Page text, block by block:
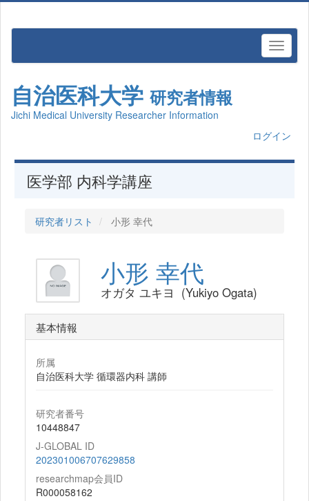
自治医科大学 研究者情報
Jichi Medical University Researcher Information
ログイン
医学部 内科学講座
研究者リスト 小形 幸代
小形 幸代
オガタ ユキヨ (Yukiyo Ogata)
基本情報
所属
自治医科大学 循環器内科 講師
研究者番号
10448847
J-GLOBAL ID
202301006707629858
researchmap会員ID
R000058162